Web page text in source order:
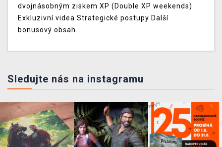
dvojnásobným ziskem XP (Double XP weekends)
Exkluzivní videa Strategické postupy Další
bonusový obsah
Sledujte nás na instagramu